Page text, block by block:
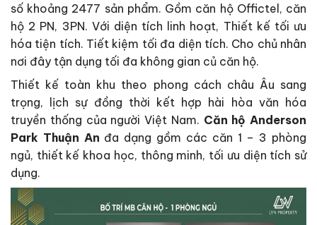
số khoảng 2477 sản phẩm. Gồm căn hộ Offictel, căn
hộ 2 PN, 3PN. Với diện tích linh hoạt, Thiết kế tối ưu
hóa tiện tích. Tiết kiệm tối đa diện tích. Cho chủ nhân
nơi đây tận dụng tối đa không gian củ căn hộ.
Thiết kế toàn khu theo phong cách châu Âu sang
trọng, lịch sự đồng thời kết hợp hài hòa văn hóa
truyền thống của người Việt Nam. Căn hộ Anderson
Park Thuận An đa dạng gồm các căn 1 – 3 phòng
ngủ, thiết kế khoa học, thông minh, tối ưu diện tích sử
dụng.